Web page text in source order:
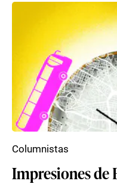
Impresiones de
Columnistas